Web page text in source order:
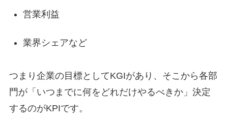
営業利益
業界シェアなど
つまり企業の目標としてKGIがあり、そこから各部
門が「いつまでに何をどれだけやるべきか」決定
するのがKPIです。